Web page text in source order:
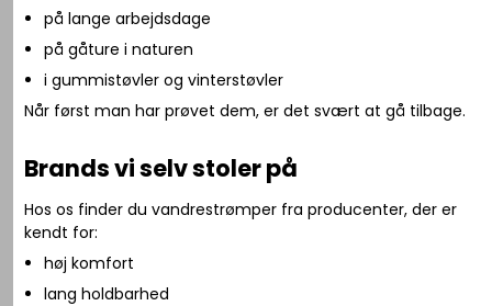
på lange arbejdsdage
på gåture i naturen
i gummistøvler og vinterstøvler
Når først man har prøvet dem, er det svært at gå tilbage.
Brands vi selv stoler på
Hos os finder du vandrestrømper fra producenter, der er
kendt for:
høj komfort
lang holdbarhed